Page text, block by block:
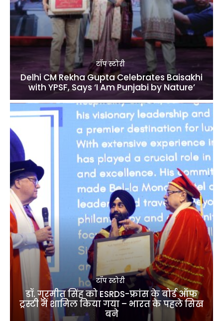
टॉप स्टोरी
Delhi CM Rekha Gupta Celebrates Baisakhi
with YPSF, Says ‘I Am Punjabi by Nature’
टॉप स्टोरी
डॉ. गुरमीत सिंह को ESRDS-फ्रांस के बोर्ड ऑफ
ट्रस्टी में शामिल किया गया – भारत के पहले सिख
बने